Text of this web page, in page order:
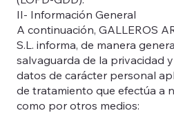
II- Información General
A continuación, GALLEROS
S.L. informa, de manera
salvaguarda de la privacidad
datos de carácter personal
de tratamiento que efectúa a
como por otros medios: